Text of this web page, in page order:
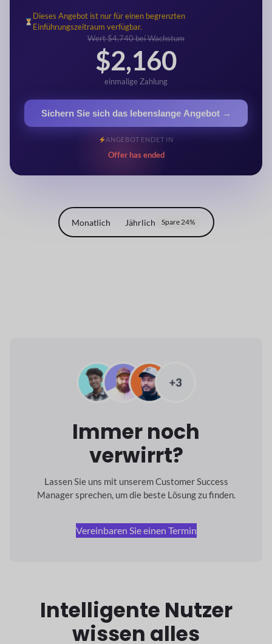
Dieses Angebot ist nur für einen begrenzten
Einführungszeitraum verfügbar.
Wert $4,740 bei Wachstum
$2,160
einmalige Zahlung
Sichern Sie sich das lebenslange Angebot →
ANGEBOT ENDET IN
Offer has ended
Monatlich Jährlich Spare 24%
Immer noch
verwirrt?
Lassen Sie uns mit unserem Customer Success
Manager sprechen, um die beste Lösung zu finden.
Vereinbaren Sie einen Termin
Intelligente Nutzer
wissen alles